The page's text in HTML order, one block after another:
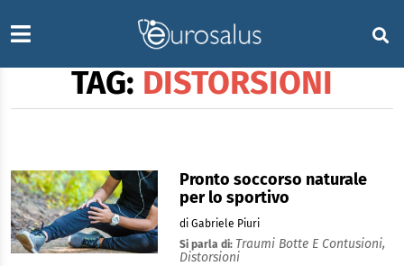
TAG: DISTORSIONI
Pronto soccorso naturale
per lo sportivo
di Gabriele Piuri
Si parla di: Traumi Botte E Contusioni,
Distorsioni